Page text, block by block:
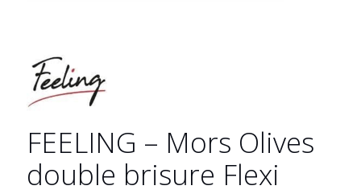
FEELING – Mors Olives
double brisure Flexi